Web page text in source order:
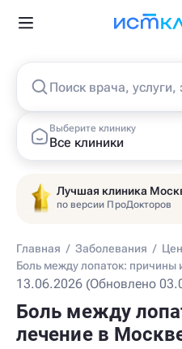
Поиск врача, услуги,
Выберите клинику
Все клиники
Лучшая клиника
по версии ПроДокторов
Главная / Заболевания /
Боль между лопаток: причины
13.06.2026 (Обновлено
Боль между
лечение в